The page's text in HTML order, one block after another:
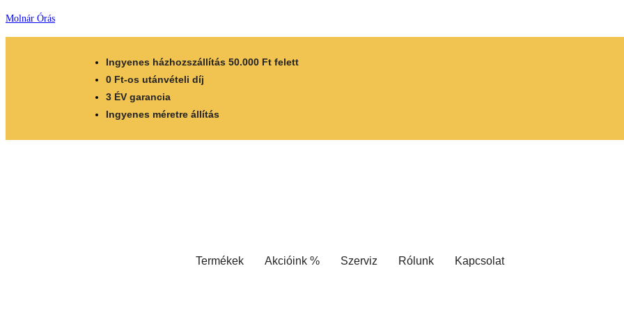
Molnár Órás
Ingyenes házhozszállítás 50.000 Ft felett
0 Ft-os utánvételi díj
3 ÉV garancia
Ingyenes méretre állítás
Termékek Akcióink % Szerviz Rólunk Kapcsolat